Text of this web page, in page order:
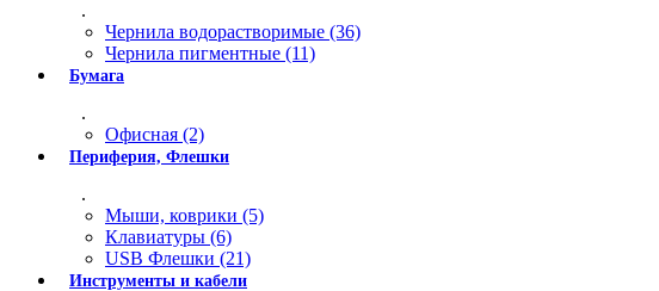
.
Чернила водорастворимые (36)
Чернила пигментные (11)
Бумага
.
Офисная (2)
Периферия, Флешки
.
Мыши, коврики (5)
Клавиатуры (6)
USB Флешки (21)
Инструменты и кабели